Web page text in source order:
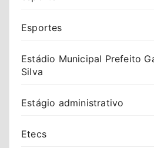
Esportes
Estádio Municipal Prefeito
Silva
Estágio administrativo
Etecs